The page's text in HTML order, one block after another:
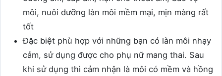
môi, nuôi dưỡng làn môi mềm mại, mịn màng rất
tốt
Đặc biệt phù hợp với những bạn có làn môi nhạy
cảm, sử dụng được cho phụ nữ mang thai. Sau
khi sử dụng thì cảm nhận là môi có mềm và hồng